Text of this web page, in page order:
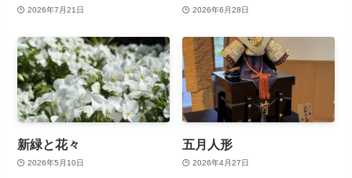
2026年7月21日 2026年6月28日
新緑と花々
2026年5月10日
五月人形
2026年4月27日